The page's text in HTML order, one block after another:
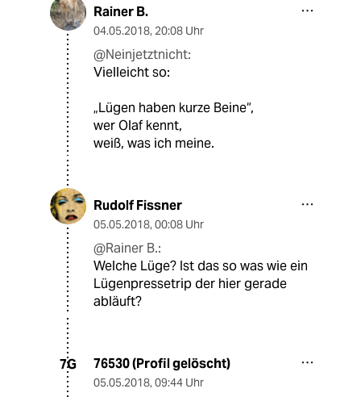
Rainer B.
04.05.2018, 20:08 Uhr
@Neinjetztnicht:
Vielleicht so:
„Lügen haben kurze Beine“,
wer Olaf kennt,
weiß, was ich meine.
Rudolf Fissner
05.05.2018, 00:08 Uhr
@Rainer B.:
Welche Lüge? Ist das so was wie ein
Lügenpressetrip der hier gerade
abläuft?
7G 76530 (Profil gelöscht)
05.05.2018, 09:44 Uhr